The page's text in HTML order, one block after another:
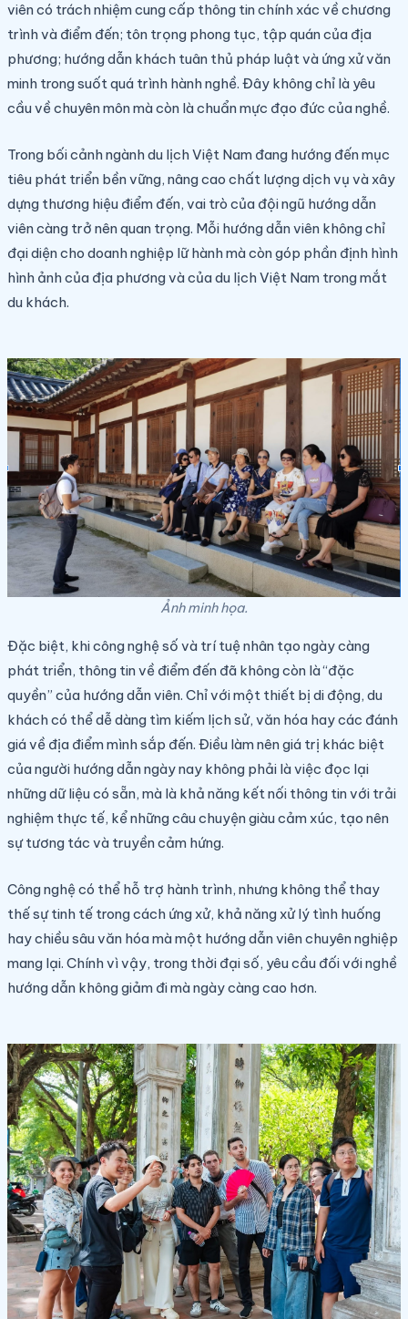
viên có trách nhiệm cung cấp thông tin chính xác về chương
trình và điểm đến; tôn trọng phong tục, tập quán của địa
phương; hướng dẫn khách tuân thủ pháp luật và ứng xử văn
minh trong suốt quá trình hành nghề. Đây không chỉ là yêu
cầu về chuyên môn mà còn là chuẩn mực đạo đức của nghề.
Trong bối cảnh ngành du lịch Việt Nam đang hướng đến mục
tiêu phát triển bền vững, nâng cao chất lượng dịch vụ và xây
dựng thương hiệu điểm đến, vai trò của đội ngũ hướng dẫn
viên càng trở nên quan trọng. Mỗi hướng dẫn viên không chỉ
đại diện cho doanh nghiệp lữ hành mà còn góp phần định hình
hình ảnh của địa phương và của du lịch Việt Nam trong mắt
du khách.
Ảnh minh họa.
Đặc biệt, khi công nghệ số và trí tuệ nhân tạo ngày càng
phát triển, thông tin về điểm đến đã không còn là “đặc
quyền” của hướng dẫn viên. Chỉ với một thiết bị di động, du
khách có thể dễ dàng tìm kiếm lịch sử, văn hóa hay các đánh
giá về địa điểm mình sắp đến. Điều làm nên giá trị khác biệt
của người hướng dẫn ngày nay không phải là việc đọc lại
những dữ liệu có sẵn, mà là khả năng kết nối thông tin với trải
nghiệm thực tế, kể những câu chuyện giàu cảm xúc, tạo nên
sự tương tác và truyền cảm hứng.
Công nghệ có thể hỗ trợ hành trình, nhưng không thể thay
thế sự tinh tế trong cách ứng xử, khả năng xử lý tình huống
hay chiều sâu văn hóa mà một hướng dẫn viên chuyên nghiệp
mang lại. Chính vì vậy, trong thời đại số, yêu cầu đối với nghề
hướng dẫn không giảm đi mà ngày càng cao hơn.